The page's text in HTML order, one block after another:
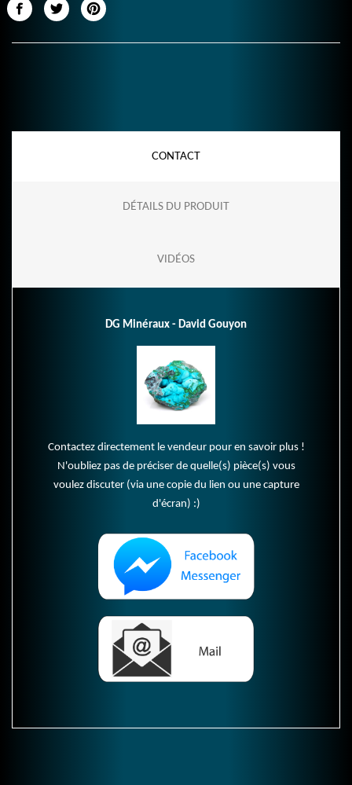
CONTACT
DÉTAILS DU PRODUIT
VIDÉOS
DG Minéraux - David Gouyon
Contactez directement le vendeur pour en savoir plus !
N'oubliez pas de préciser de quelle(s) pièce(s) vous
voulez discuter (via une copie du lien ou une capture
d'écran) :)